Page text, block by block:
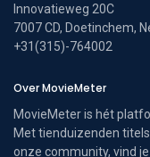
Innovatieweg 20C
7007 CD, Doetinchem,
+31(315)-764002
Over MovieMeter
MovieMeter is hét
Met tienduizenden
onze community, vind